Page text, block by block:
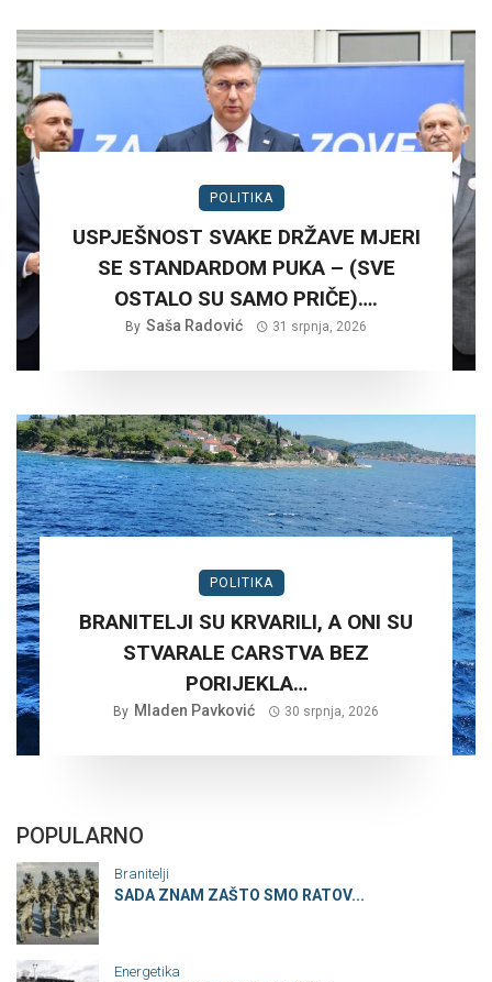
POLITIKA
USPJEŠNOST SVAKE DRŽAVE MJERI
SE STANDARDOM PUKA – (SVE
OSTALO SU SAMO PRIČE)….
By Saša Radović 31 srpnja, 2026
POLITIKA
BRANITELJI SU KRVARILI, A ONI SU
STVARALE CARSTVA BEZ
PORIJEKLA…
By Mladen Pavković 30 srpnja, 2026
POPULARNO
Branitelji
SADA ZNAM ZAŠTO SMO RATOV...
Energetika